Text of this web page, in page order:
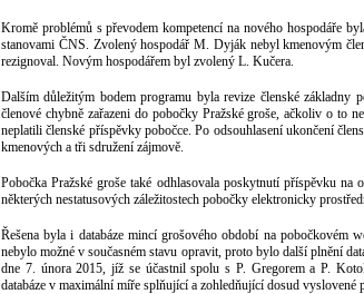
Kromě problémů s převodem kompetencí na nového hospodáře
stanovami ČNS. Zvolený hospodář M. Dyják nebyl kmenovým
rezignoval. Novým hospodářem byl zvolený L. Kučera.
Dalším důležitým bodem programu byla revize členské
členové chybně zařazeni do pobočky Pražské groše, ačkoliv o to
neplatili členské příspěvky pobočce. Po odsouhlasení ukončení
kmenových a tři sdružení zájmově.
Pobočka Pražské groše také odhlasovala poskytnutí příspěvku
některých nestatusových záležitostech pobočky elektronicky
Řešena byla i databáze mincí grošového období na pobočkovém
nebylo možné v současném stavu opravit, proto bylo další plnění
dne 7. února 2015, jíž se účastnil spolu s P. Gregorem a P.
databáze v maximální míře splňující a zohledňující dosud vyslovené